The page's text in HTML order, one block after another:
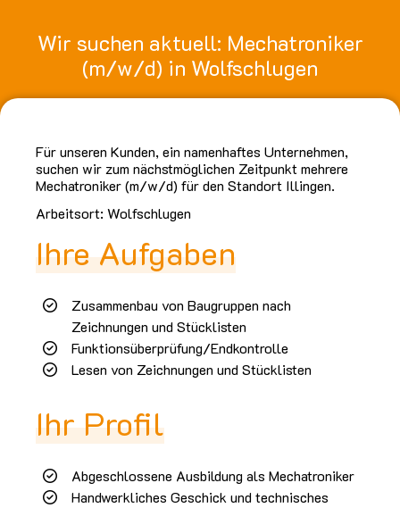
Wir suchen aktuell: Mechatroniker
(m/w/d) in Wolfschlugen
Für unseren Kunden, ein namenhaftes Unternehmen,
suchen wir zum nächstmöglichen Zeitpunkt mehrere
Mechatroniker (m/w/d) für den Standort Illingen.
Arbeitsort: Wolfschlugen
Ihre Aufgaben
Zusammenbau von Baugruppen nach
Zeichnungen und Stücklisten
Funktionsüberprüfung/Endkontrolle
Lesen von Zeichnungen und Stücklisten
Ihr Profil
Abgeschlossene Ausbildung als Mechatroniker
Handwerkliches Geschick und technisches